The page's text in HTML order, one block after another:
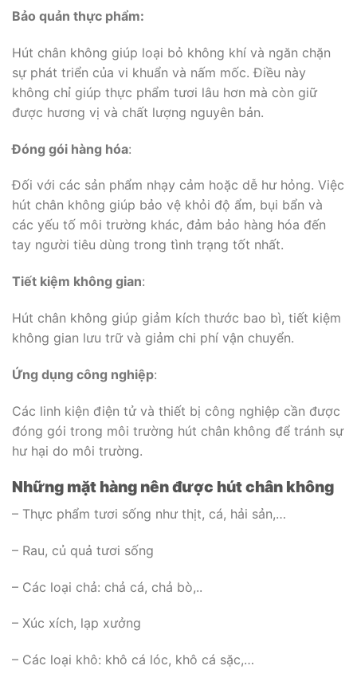
Bảo quản thực phẩm:
Hút chân không giúp loại bỏ không khí và ngăn chặn
sự phát triển của vi khuẩn và nấm mốc. Điều này
không chỉ giúp thực phẩm tươi lâu hơn mà còn giữ
được hương vị và chất lượng nguyên bản.
Đóng gói hàng hóa:
Đối với các sản phẩm nhạy cảm hoặc dễ hư hỏng. Việc
hút chân không giúp bảo vệ khỏi độ ẩm, bụi bẩn và
các yếu tố môi trường khác, đảm bảo hàng hóa đến
tay người tiêu dùng trong tình trạng tốt nhất.
Tiết kiệm không gian:
Hút chân không giúp giảm kích thước bao bì, tiết kiệm
không gian lưu trữ và giảm chi phí vận chuyển.
Ứng dụng công nghiệp:
Các linh kiện điện tử và thiết bị công nghiệp cần được
đóng gói trong môi trường hút chân không để tránh sự
hư hại do môi trường.
Những mặt hàng nên được hút chân không
– Thực phẩm tươi sống như thịt, cá, hải sản,…
– Rau, củ quả tươi sống
– Các loại chả: chả cá, chả bò,..
– Xúc xích, lạp xưởng
– Các loại khô: khô cá lóc, khô cá sặc,…